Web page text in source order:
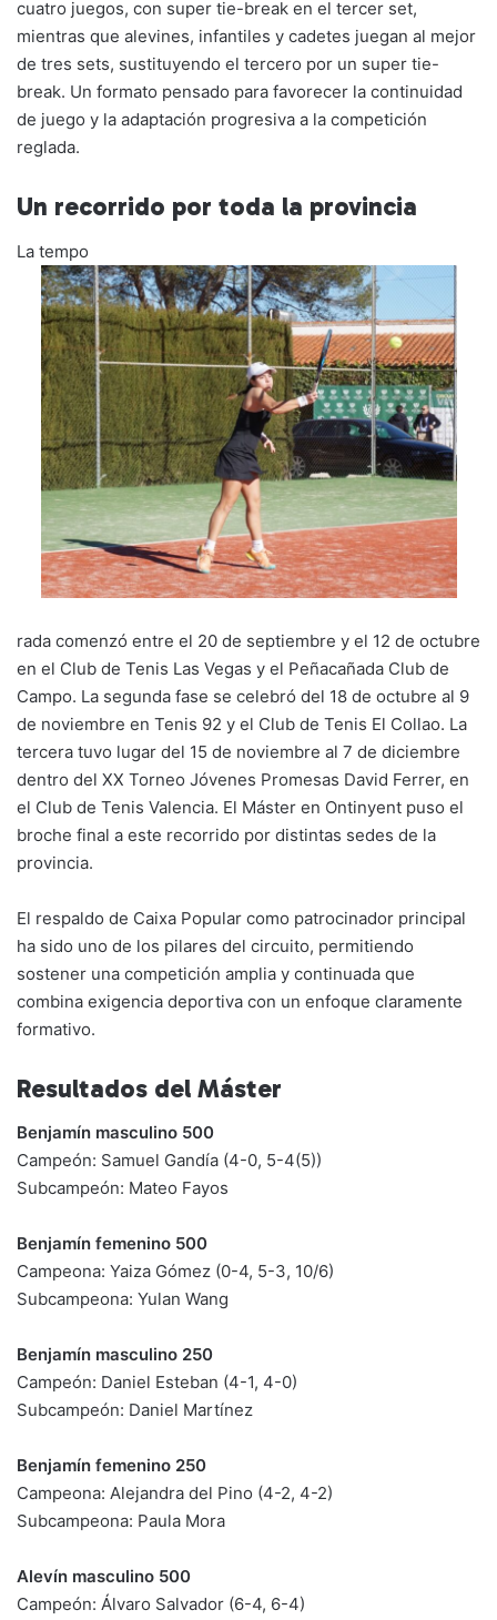
cuatro juegos, con super tie-break en el tercer set,
mientras que alevines, infantiles y cadetes juegan al mejor
de tres sets, sustituyendo el tercero por un super tie-
break. Un formato pensado para favorecer la continuidad
de juego y la adaptación progresiva a la competición
reglada.
Un recorrido por toda la provincia
La tempo
rada comenzó entre el 20 de septiembre y el 12 de octubre
en el Club de Tenis Las Vegas y el Peñacañada Club de
Campo. La segunda fase se celebró del 18 de octubre al 9
de noviembre en Tenis 92 y el Club de Tenis El Collao. La
tercera tuvo lugar del 15 de noviembre al 7 de diciembre
dentro del XX Torneo Jóvenes Promesas David Ferrer, en
el Club de Tenis Valencia. El Máster en Ontinyent puso el
broche final a este recorrido por distintas sedes de la
provincia.
El respaldo de Caixa Popular como patrocinador principal
ha sido uno de los pilares del circuito, permitiendo
sostener una competición amplia y continuada que
combina exigencia deportiva con un enfoque claramente
formativo.
Resultados del Máster
Benjamín masculino 500
Campeón: Samuel Gandía (4-0, 5-4(5))
Subcampeón: Mateo Fayos
Benjamín femenino 500
Campeona: Yaiza Gómez (0-4, 5-3, 10/6)
Subcampeona: Yulan Wang
Benjamín masculino 250
Campeón: Daniel Esteban (4-1, 4-0)
Subcampeón: Daniel Martínez
Benjamín femenino 250
Campeona: Alejandra del Pino (4-2, 4-2)
Subcampeona: Paula Mora
Alevín masculino 500
Campeón: Álvaro Salvador (6-4, 6-4)